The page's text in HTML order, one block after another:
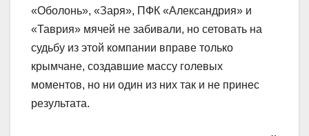
«Оболонь», «Заря», ПФК «Александрия» и
«Таврия» мячей не забивали, но сетовать на
судьбу из этой компании вправе только
крымчане, создавшие массу голевых
моментов, но ни один из них так и не принес
результата.